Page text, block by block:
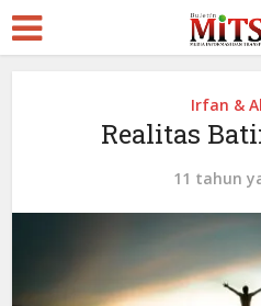
Irfan &
Realitas
11 tahun